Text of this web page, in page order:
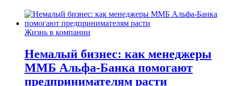
Жизнь в компании
Немалый бизнес: как менеджеры
ММБ Альфа-Банка помогают
предпринимателям расти